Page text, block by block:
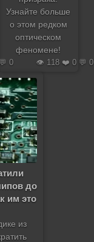
0
Узнайте больше
о этом редком
оптическом
феномене!
👁️ 118 ❤️ 0 💬 0
до
им это
из